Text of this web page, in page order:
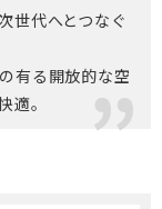
世代へとつなぐ
有る開放的な空
適。